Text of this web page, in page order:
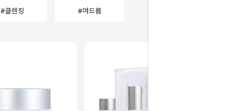
#클렌징 #여드름